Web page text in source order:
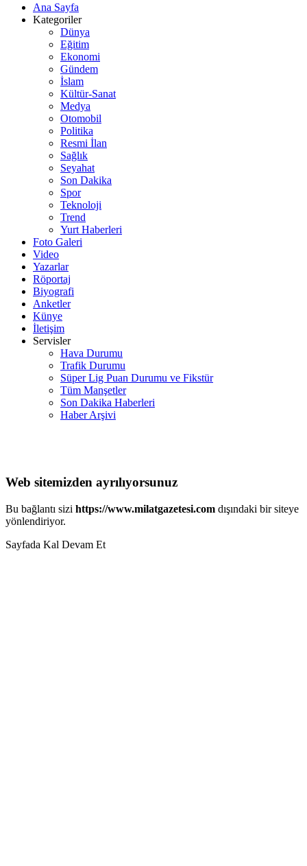
Ana Sayfa
Kategoriler
Dünya
Eğitim
Ekonomi
Gündem
İslam
Kültür-Sanat
Medya
Otomobil
Politika
Resmi İlan
Sağlık
Seyahat
Son Dakika
Spor
Teknoloji
Trend
Yurt Haberleri
Foto Galeri
Video
Yazarlar
Röportaj
Biyografi
Anketler
Künye
İletişim
Servisler
Hava Durumu
Trafik Durumu
Süper Lig Puan Durumu ve Fikstür
Tüm Manşetler
Son Dakika Haberleri
Haber Arşivi
Web sitemizden ayrılıyorsunuz
Bu bağlantı sizi https://www.milatgazetesi.com dışındaki bir siteye
yönlendiriyor.
Sayfada Kal Devam Et